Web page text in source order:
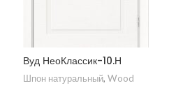
Вуд НеоКлассик-10.Н
Шпон натуральный, Wood